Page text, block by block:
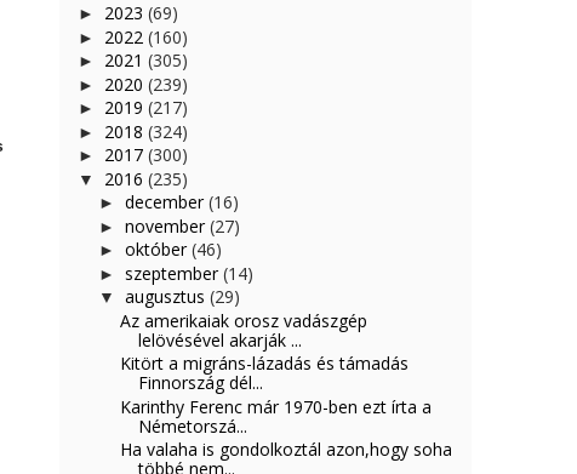
► 2023 (69)
► 2022 (160)
► 2021 (305)
► 2020 (239)
► 2019 (217)
► 2018 (324)
► 2017 (300)
▼ 2016 (235)
► december (16)
► november (27)
► október (46)
► szeptember (14)
▼ augusztus (29)
Az amerikaiak orosz vadászgép
lelövésével akarják ...
Kitört a migráns-lázadás és támadás
Finnország dél...
Karinthy Ferenc már 1970-ben ezt írta a
Németorszá...
Ha valaha is gondolkoztál azon,hogy soha
többé nem...